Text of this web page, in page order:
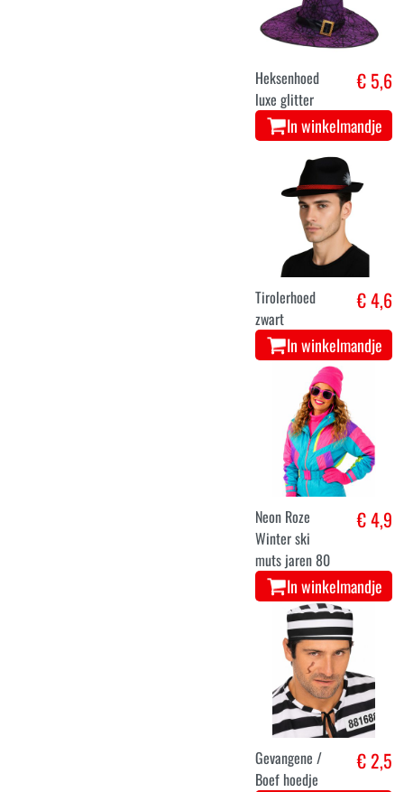
Heksenhoed
luxe glitter
€ 5,6
In winkelmandje
Tirolerhoed
zwart
€ 4,6
In winkelmandje
Neon Roze
Winter ski
muts jaren 80
€ 4,9
In winkelmandje
Gevangene /
Boef hoedje
€ 2,5